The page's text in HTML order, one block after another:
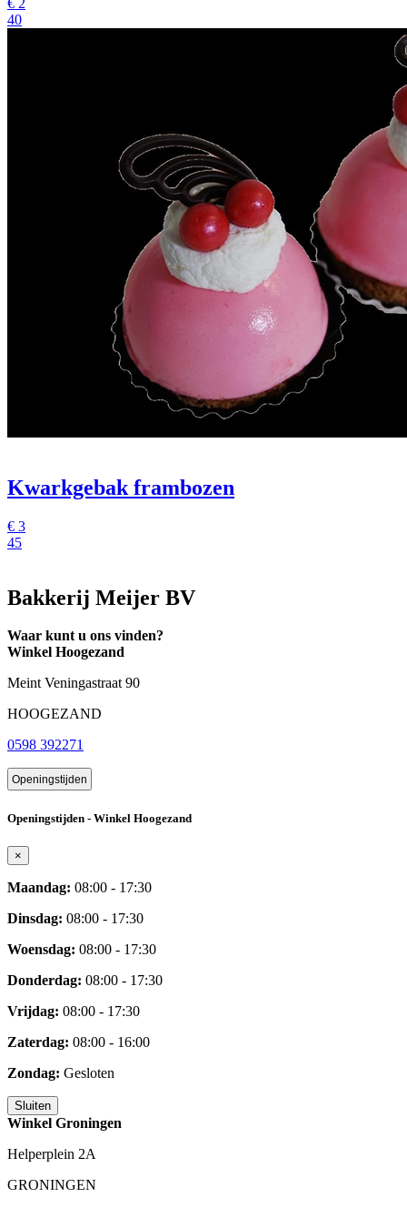
40
Kwarkgebak frambozen
€ 3
45
Bakkerij Meijer BV
Waar kunt u ons vinden?
Winkel Hoogezand
Meint Veningastraat 90
HOOGEZAND
0598 392271
Openingstijden
Openingstijden - Winkel Hoogezand
×
Maandag: 08:00 - 17:30
Dinsdag: 08:00 - 17:30
Woensdag: 08:00 - 17:30
Donderdag: 08:00 - 17:30
Vrijdag: 08:00 - 17:30
Zaterdag: 08:00 - 16:00
Zondag: Gesloten
Sluiten
Winkel Groningen
Helperplein 2A
GRONINGEN